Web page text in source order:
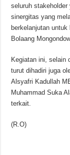
seluruh stakeholder
sinergitas yang
berkelanjutan
Bolaang
Kegiatan ini, selain
turut dihadiri juga
Alsyafri Kadullah
Muhammad Suka
terkait.
(R.O)